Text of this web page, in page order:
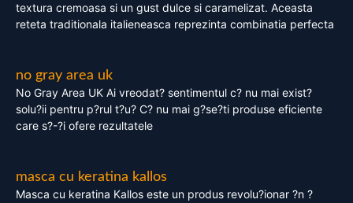
textura cremoasa si un gust dulce si caramelizat. Aceasta
reteta traditionala italieneasca reprezinta combinatia perfecta
no gray area uk
No Gray Area UK Ai vreodat? sentimentul c? nu mai exist?
solu?ii pentru p?rul t?u? C? nu mai g?se?ti produse eficiente
care s?-?i ofere rezultatele
masca cu keratina kallos
Masca cu keratina Kallos este un produs revolu?ionar ?n ?